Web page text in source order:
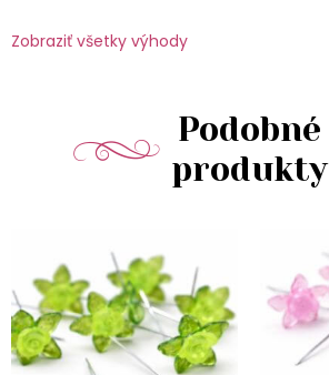
Zobraziť všetky výhody
Podobné
produkty